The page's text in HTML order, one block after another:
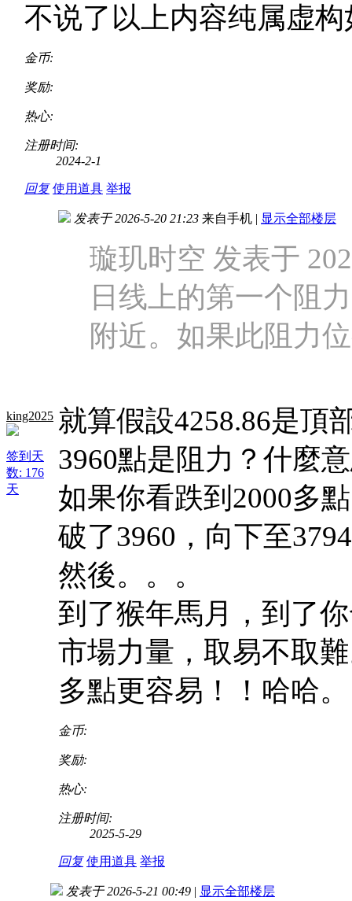
不说了以上内容纯属虚
金币:
奖励:
热心:
注册时间:
2024-2-1
回复 使用道具 举报
king2025
签到天
数: 176
天
发表于 2026-5-20 21:23 来自手机 | 显示全部楼层
璇玑时空 发表于
日线上的第一个阻
附近。如果此阻力
就算假設4258.86是頂
3960點是阻力？什麼
如果你看跌到2000多
破了3960，向下至
然後。。。
到了猴年馬月，到了
市場力量，取易不取
多點更容易！！哈哈。
金币:
奖励:
热心:
注册时间:
2025-5-29
回复 使用道具 举报
发表于 2026-5-21 00:49 | 显示全部楼层